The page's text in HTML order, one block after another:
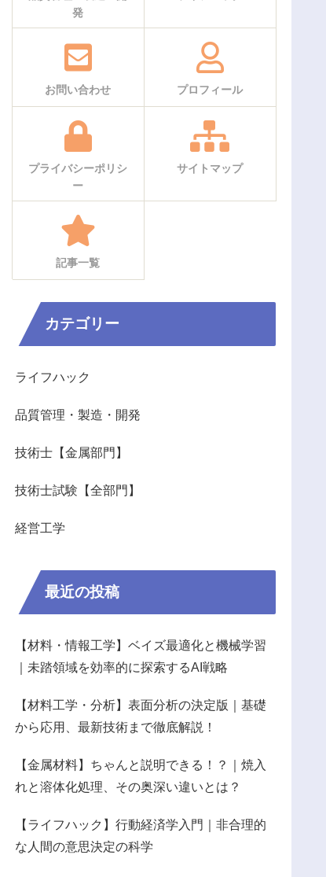
発
お問い合わせ プロフィール
プライバシーポリシ
ー
サイトマップ
記事一覧
カテゴリー
ライフハック
品質管理・製造・開発
技術士【金属部門】
技術士試験【全部門】
経営工学
最近の投稿
【材料・情報工学】ベイズ最適化と機械学習
｜未踏領域を効率的に探索するAI戦略
【材料工学・分析】表面分析の決定版｜基礎
から応用、最新技術まで徹底解説！
【金属材料】ちゃんと説明できる！？｜焼入
れと溶体化処理、その奥深い違いとは？
【ライフハック】行動経済学入門｜非合理的
な人間の意思決定の科学